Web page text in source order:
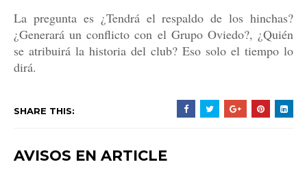
La pregunta es ¿Tendrá el respaldo de los hinchas?
¿Generará un conflicto con el Grupo Oviedo?, ¿Quién
se atribuirá la historia del club? Eso solo el tiempo lo
dirá.
SHARE THIS:
AVISOS EN ARTICLE